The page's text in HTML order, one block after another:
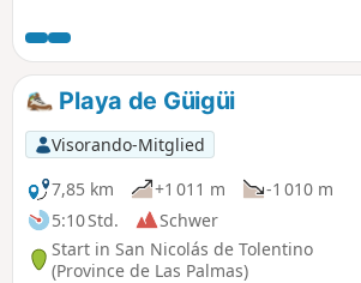
kamen, gibt es nichts Interessantes zu
Playa de Güigüi
Visorando-Mitglied
7,85 km
+1 011 m
-1 010 m
5:10 Std.
Schwer
Start in San Nicolás de Tolentino
(Province de Las Palmas)